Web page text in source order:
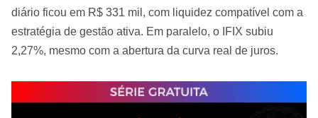
diário ficou em R$ 331 mil, com liquidez compatível com a
estratégia de gestão ativa. Em paralelo, o IFIX subiu
2,27%, mesmo com a abertura da curva real de juros.